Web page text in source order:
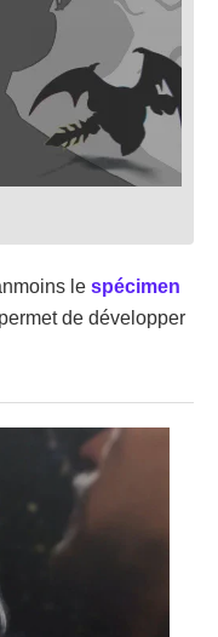
le spécimen
de développer